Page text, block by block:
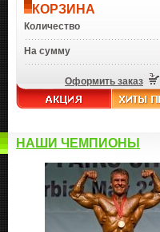
КОРЗИНА
Количество
На сумму
Оформить заказ
НАШИ ЧЕМПИОНЫ